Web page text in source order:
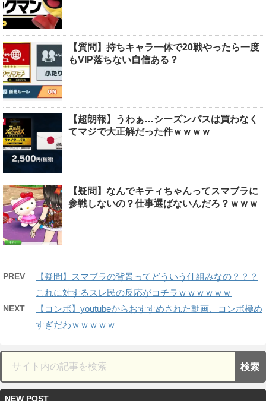
【質問】持ちキャラ一体で20戦やったら一度
もVIP落ちない自信ある？
【超朗報】うわぁ…シーズンパスは買わなく
てマジで大正解だった件ｗｗｗｗ
【疑問】なんでキティちゃんってスマブラに
参戦しないの？仕事選ばないんだろ？ｗｗｗ
PREV
【疑問】スマブラの背景ってどういう仕組みなの？？？
これに対するスレ民の反応がコチラｗｗｗｗｗｗ
NEXT
【コンボ】youtubeからおすすめされた動画、コンボ極め
すぎだわｗｗｗｗｗ
NEW POST